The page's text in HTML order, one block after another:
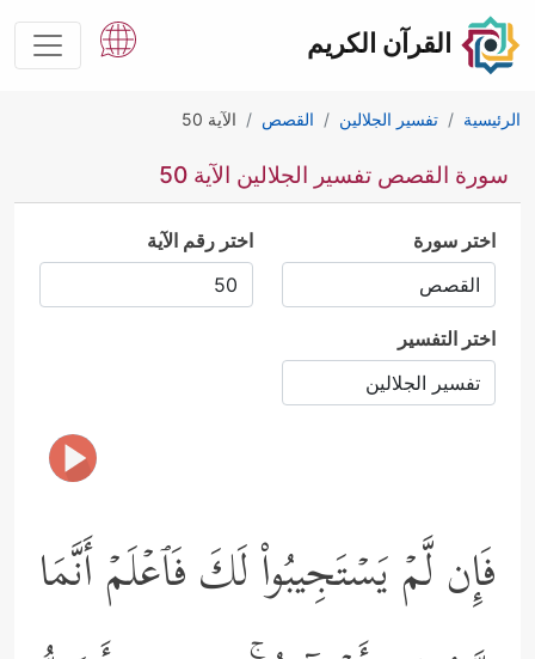
القرآن الكريم
الرئيسية تفسير الجلالين القصص الآية 50
سورة القصص تفسير الجلالين الآية 50
اختر سورة اختر رقم الآية
اختر التفسير
فَإِن لَّمۡ یَسۡتَجِیبُواْ لَكَ فَٱعۡلَمۡ أَنَّمَا